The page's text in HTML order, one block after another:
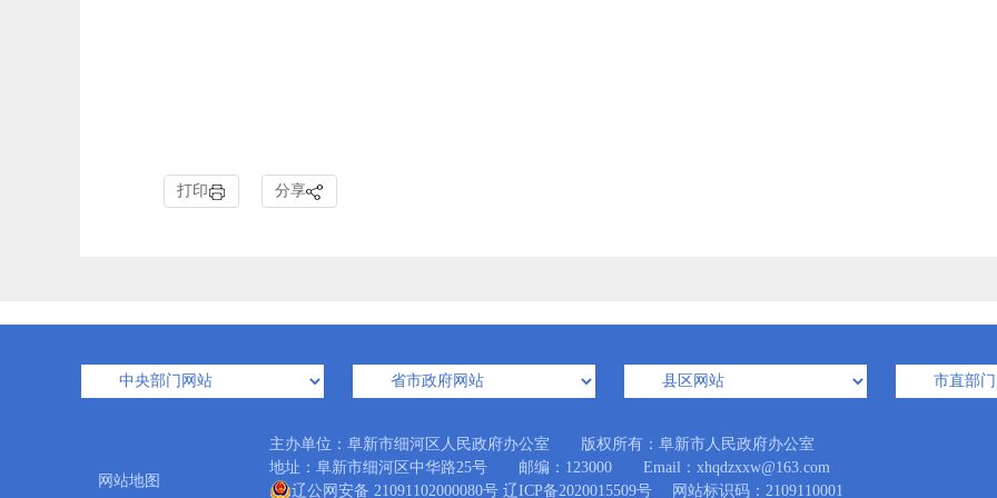
打印 分享
网站地图
主办单位：阜新市细河区人民政府办公室 版权所有：阜新市人民政府办公室
地址：阜新市细河区中华路25号 邮编：123000 Email：xhqdzxxw@163.com
辽公网安备 21091102000080号 辽ICP备2020015509号 网站标识码：2109110001